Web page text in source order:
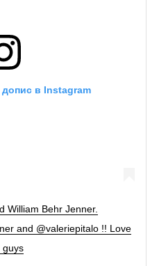
допис в Instagram
William Behr Jenner.
and @valeriepitalo !! Love
guys